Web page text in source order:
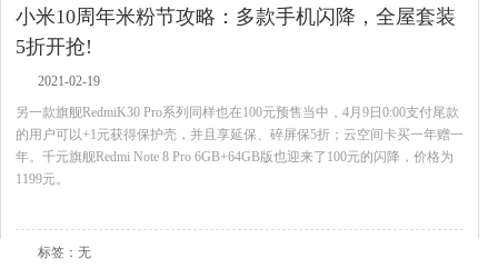
小米10周年米粉节攻略：多款手机闪降，全屋套装
5折开抢!
2021-02-19
另一款旗舰RedmiK30 Pro系列同样也在100元预售当中，4月9日0:00支付尾款
的用户可以+1元获得保护壳，并且享延保、碎屏保5折；云空间卡买一年赠一
年。千元旗舰Redmi Note 8 Pro 6GB+64GB版也迎来了100元的闪降，价格为
1199元。
标签：无